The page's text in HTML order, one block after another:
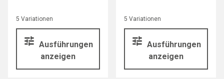
5 Variationen
Ausführungen
anzeigen
5 Variationen
Ausführungen
anzeigen